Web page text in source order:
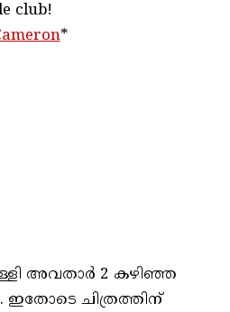
club!
*
അവതാർ 2 കഴിഞ്ഞ
ഇതോടെ ചിത്രത്തിന്